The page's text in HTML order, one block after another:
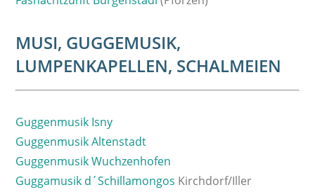
MUSI, GUGGEMUSIK,
LUMPENKAPELLEN, SCHALMEIEN
Guggenmusik Isny
Guggenmusik Altenstadt
Guggenmusik Wuchzenhofen
Guggamusik d´Schillamongos Kirchdorf/Iller